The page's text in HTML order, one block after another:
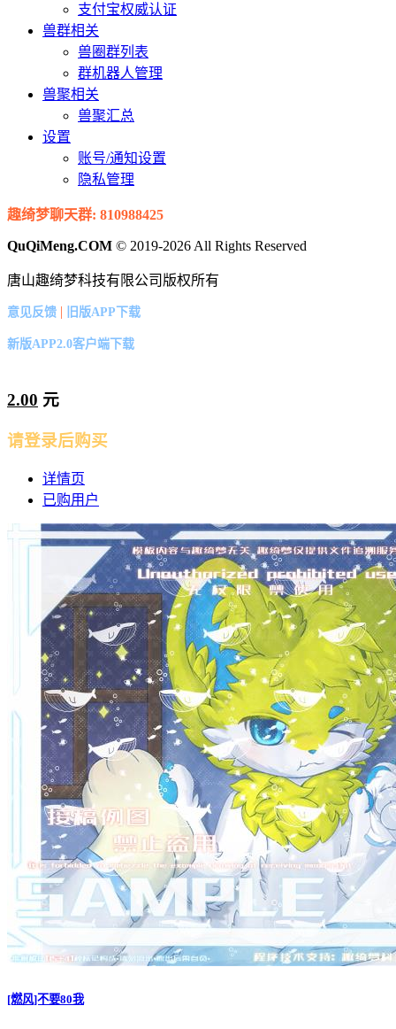
支付宝权威认证
兽群相关
兽圈群列表
群机器人管理
兽聚相关
兽聚汇总
设置
账号/通知设置
隐私管理
趣绮梦聊天群: 810988425
QuQiMeng.COM © 2019-2026 All Rights Reserved
唐山趣绮梦科技有限公司版权所有
意见反馈 | 旧版APP下载
新版APP2.0客户端下载
2.00 元
请登录后购买
详情页
已购用户
[燃风]不要80我